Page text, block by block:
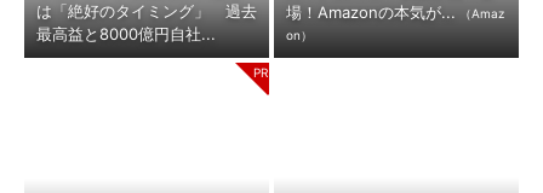
は「絶好のタイミング」 過去
最高益と8000億円自社...
場！Amazonの本気が...
（Amaz
on）